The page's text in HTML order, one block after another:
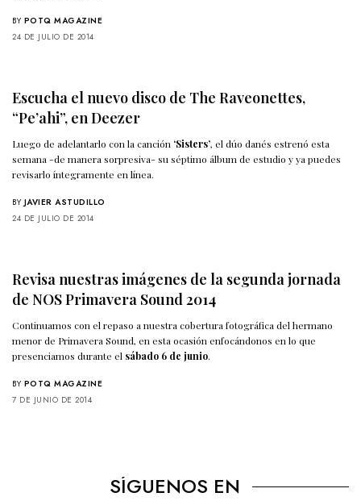
BY POTQ MAGAZINE
24 DE JULIO DE 2014
Escucha el nuevo disco de The Raveonettes,
“Pe’ahi”, en Deezer
Luego de adelantarlo con la canción ‘Sisters’, el dúo danés estrenó esta
semana -de manera sorpresiva- su séptimo álbum de estudio y ya puedes
revisarlo íntegramente en línea.
BY JAVIER ASTUDILLO
24 DE JULIO DE 2014
Revisa nuestras imágenes de la segunda jornada
de NOS Primavera Sound 2014
Continuamos con el repaso a nuestra cobertura fotográfica del hermano
menor de Primavera Sound, en esta ocasión enfocándonos en lo que
presenciamos durante el sábado 6 de junio.
BY POTQ MAGAZINE
7 DE JUNIO DE 2014
SÍGUENOS EN